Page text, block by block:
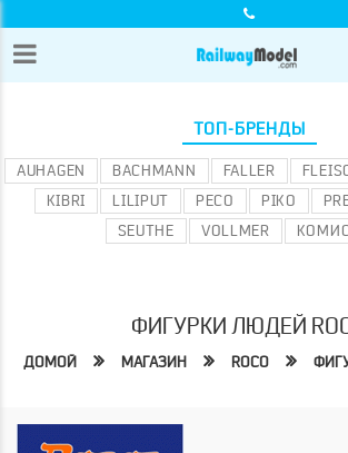
ТОП-БРЕНДЫ
AUHAGEN BACHMANN FALLER
KIBRI
LILIPUT PECO PIKO
SEUTHE
VOLLMER
ФИГУРКИ ЛЮДЕЙ
ДОМОЙ МАГАЗИН ROCO